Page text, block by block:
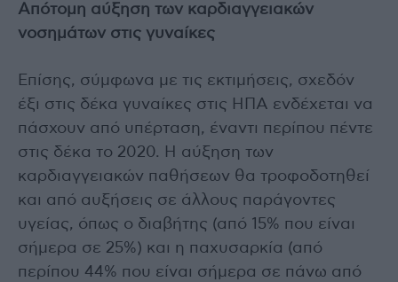
Απότομη αύξηση των καρδιαγγειακών
νοσημάτων στις γυναίκες
Επίσης, σύμφωνα με τις εκτιμήσεις, σχεδόν
έξι στις δέκα γυναίκες στις ΗΠΑ ενδέχεται να
πάσχουν από υπέρταση, έναντι περίπου πέντε
στις δέκα το 2020. Η αύξηση των
καρδιαγγειακών παθήσεων θα τροφοδοτηθεί
και από αυξήσεις σε άλλους παράγοντες
υγείας, όπως ο διαβήτης (από 15% που είναι
σήμερα σε 25%) και η παχυσαρκία (από
περίπου 44% που είναι σήμερα σε πάνω από